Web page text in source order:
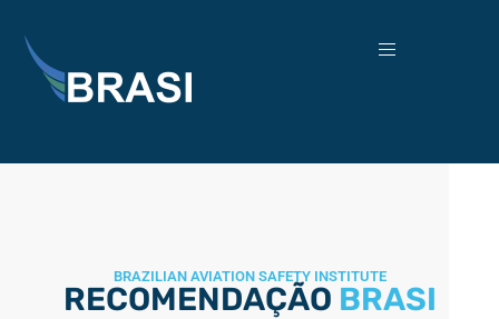
BRAZILIAN AVIATION SAFETY INSTITUTE
RECOMENDAÇÃO BRASI